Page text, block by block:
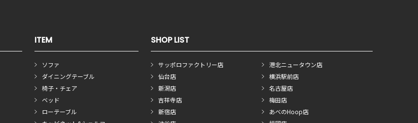
ITEM
ソファ
ダイニングテーブル
椅子・チェア
ベッド
ローテーブル
SHOP LIST
サッポロファクトリー店
仙台店
新潟店
吉祥寺店
新宿店
港北ニュータウン店
横浜駅前店
名古屋店
梅田店
あべのHoop店